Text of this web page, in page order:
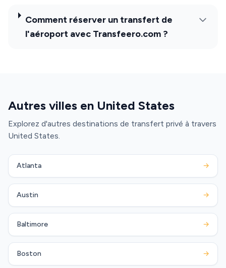
Comment réserver un transfert de
l'aéroport avec Transfeero.com ?
Autres villes en United States
Explorez d'autres destinations de transfert privé à travers
United States.
Atlanta →
Austin →
Baltimore →
Boston →